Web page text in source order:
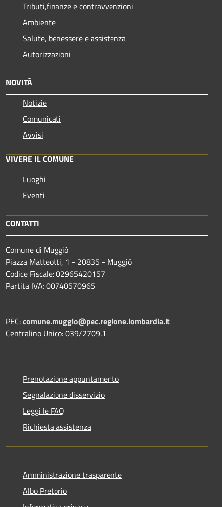
Tributi,finanze e contravvenzioni
Ambiente
Salute, benessere e assistenza
Autorizzazioni
NOVITÀ
Notizie
Comunicati
Avvisi
VIVERE IL COMUNE
Luoghi
Eventi
CONTATTI
Comune di Muggiò
Piazza Matteotti, 1 - 20835 - Muggiò
Codice Fiscale: 02965420157
Partita IVA: 00740570965
PEC:comune.muggio@pec.regione.lombardia.it
Centralino Unico: 039/2709.1
Prenotazione appuntamento
Segnalazione disservizio
Leggi le FAQ
Richiesta assistenza
Amministrazione trasparente
Albo Pretorio